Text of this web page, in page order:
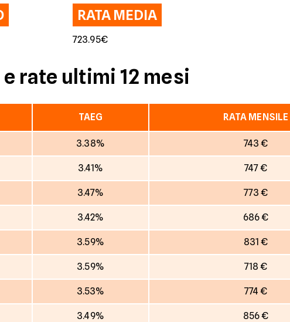
RATA MEDIA
723.95€
rate ultimi 12 mesi
TAEG RATA MENSILE
3.38% 743 €
3.41% 747 €
3.47% 773 €
3.42% 686 €
3.59% 831 €
3.59% 718 €
3.53% 774 €
3.49% 856 €